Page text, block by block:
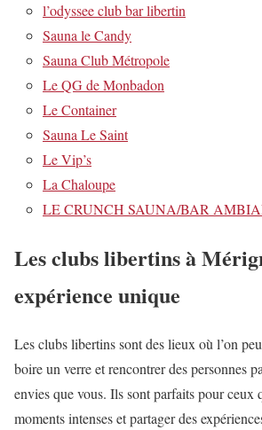
l’odyssee club bar libertin
Sauna le Candy
Sauna Club Métropole
Le QG de Monbadon
Le Container
Sauna Le Saint
Le Vip’s
La Chaloupe
LE CRUNCH SAUNA/BAR
Les clubs libertins à
expérience unique
Les clubs libertins sont des lieux où l’on
boire un verre et rencontrer des personnes
envies que vous. Ils sont parfaits pour ceux
moments intenses et partager des